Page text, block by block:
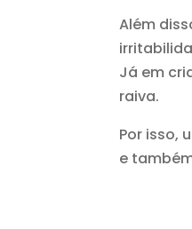
Além
Já em
raiva.
Por isso,
e